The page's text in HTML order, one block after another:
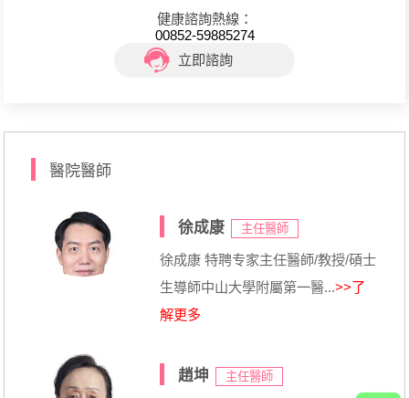
健康諮詢熱線：
00852-59885274
立即諮詢
醫院醫師
徐成康 主任醫師
徐成康 特聘专家主任醫師/教授/碩士
生導師中山大學附屬第一醫...>>了
解更多
趙坤 主任醫師